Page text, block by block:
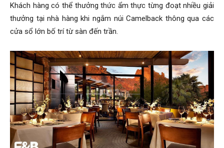
Khách hàng có thể thưởng thức ẩm thực từng đoạt nhiều giải
thưởng tại nhà hàng khi ngắm núi Camelback thông qua các
cửa sổ lớn bố trí từ sàn đến trần.